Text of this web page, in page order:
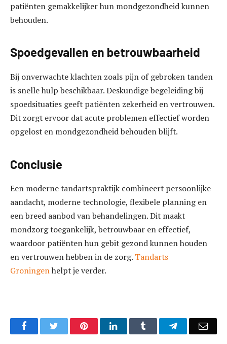
patiënten gemakkelijker hun mondgezondheid kunnen
behouden.
Spoedgevallen en betrouwbaarheid
Bij onverwachte klachten zoals pijn of gebroken tanden
is snelle hulp beschikbaar. Deskundige begeleiding bij
spoedsituaties geeft patiënten zekerheid en vertrouwen.
Dit zorgt ervoor dat acute problemen effectief worden
opgelost en mondgezondheid behouden blijft.
Conclusie
Een moderne tandartspraktijk combineert persoonlijke
aandacht, moderne technologie, flexibele planning en
een breed aanbod van behandelingen. Dit maakt
mondzorg toegankelijk, betrouwbaar en effectief,
waardoor patiënten hun gebit gezond kunnen houden
en vertrouwen hebben in de zorg. Tandarts
Groningenhelpt je verder.
FacebookTwitter PinterestLinkedIn Tumblr Telegram